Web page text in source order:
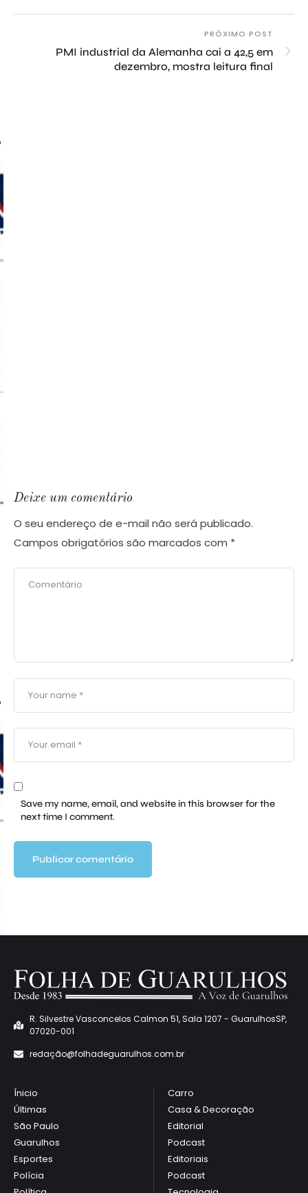
PRÓXIMO POST
PMI industrial da Alemanha cai a 42,5 em
dezembro, mostra leitura final
Deixe um comentário
O seu endereço de e-mail não será publicado.
Campos obrigatórios são marcados com *
Save my name, email, and website in this browser for the
next time I comment.
R. Silvestre Vasconcelos Calmon 51, Sala 1207 - GuarulhosSP,
07020-001
redação@folhadeguarulhos.com.br
Ínicio
Últimas
São Paulo
Guarulhos
Esportes
Polícia
Carro
Casa & Decoração
Editorial
Podcast
Editoriais
Podcast